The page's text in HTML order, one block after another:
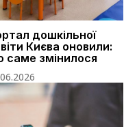
дошкільної
Києва оновили:
саме змінилося